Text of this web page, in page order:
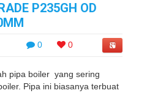
P235GH OD
0 0
pipa boiler yang sering
Pipa ini biasanya terbuat